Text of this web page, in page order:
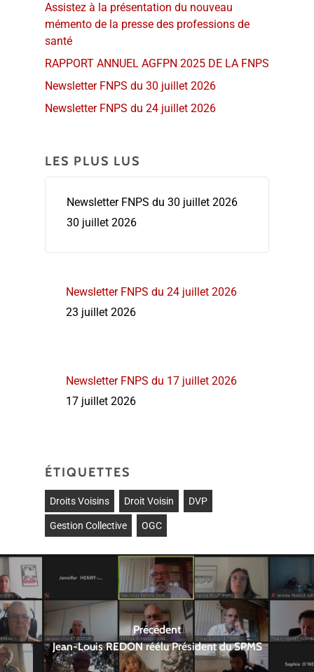
Assistez à la présentation du nouveau
mémento de la presse des professions de
santé
RAPPORT ANNUEL AGFPN 2025 DE LA FNPS
Newsletter FNPS du 30 juillet 2026
Newsletter FNPS du 24 juillet 2026
LES PLUS LUS
Newsletter FNPS du 30 juillet 2026
30 juillet 2026
Newsletter FNPS du 24 juillet 2026
23 juillet 2026
Newsletter FNPS du 17 juillet 2026
17 juillet 2026
ÉTIQUETTES
Droits Voisins Droit Voisin DVP
Gestion Collective OGC
Précédent
Jean-Louis REDON réélu Président du SPMS